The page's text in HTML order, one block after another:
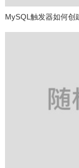
MySQL触发器如何创